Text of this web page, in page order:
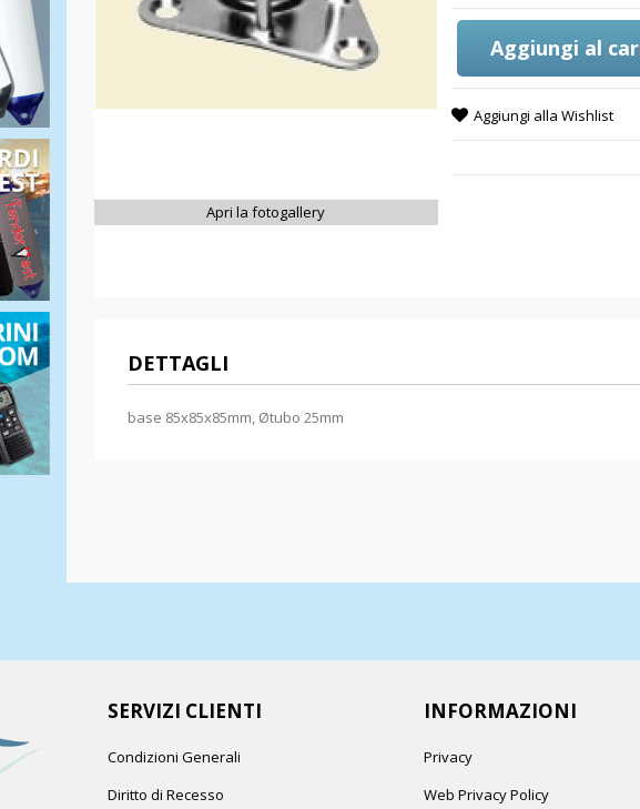
Apri la fotogallery
Aggiungi al
Aggiungi alla Wishlist
DETTAGLI
base 85x85x85mm, Øtubo 25mm
SERVIZI CLIENTI
Condizioni Generali
Diritto di Recesso
INFORMAZIONI
Privacy
Web Privacy Policy